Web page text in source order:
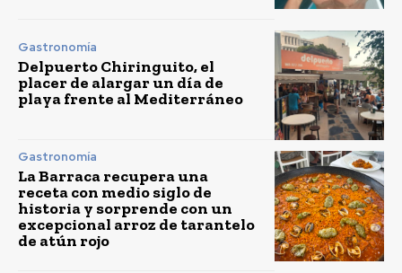
Gastronomía
Delpuerto Chiringuito, el
placer de alargar un día de
playa frente al Mediterráneo
Gastronomía
La Barraca recupera una
receta con medio siglo de
historia y sorprende con un
excepcional arroz de tarantelo
de atún rojo